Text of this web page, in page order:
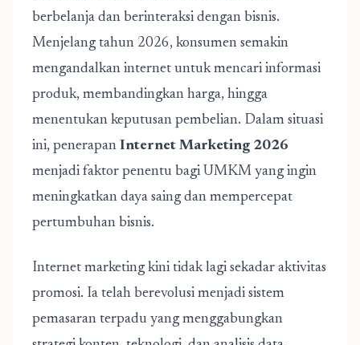
berbelanja dan berinteraksi dengan bisnis.
Menjelang tahun 2026, konsumen semakin
mengandalkan internet untuk mencari informasi
produk, membandingkan harga, hingga
menentukan keputusan pembelian. Dalam situasi
ini, penerapan Internet Marketing 2026
menjadi faktor penentu bagi UMKM yang ingin
meningkatkan daya saing dan mempercepat
pertumbuhan bisnis.
Internet marketing kini tidak lagi sekadar aktivitas
promosi. Ia telah berevolusi menjadi sistem
pemasaran terpadu yang menggabungkan